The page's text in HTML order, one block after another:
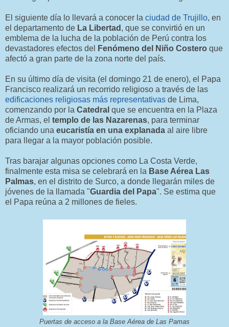
El siguiente día lo llevará a conocer la ciudad de Trujillo, en
el departamento de La Libertad , que se convirtió en un
emblema de la lucha de la población de Perú contra los
devastadores efectos del
Fenómeno del Niño Costero que
afectó a gran parte de la zona norte del país.
En su último día de visita (el domingo 21 de enero), el Papa
Francisco realizará un recorrido religioso a través de las
edificaciones religiosas más representativas de Lima,
comenzando por la Catedral que se encuentra en la Plaza
de Armas, el templo de las Nazarenas, para terminar
oficiando una eucaristía en una explanada al aire libre
para llegar a la mayor población posible.
Tras barajar algunas opciones como La Costa Verde,
finalmente esta misa se celebrará en la Base Aérea Las
Palmas, en el distrito de Surco, a donde llegarán miles de
jóvenes de la llamada "Guardia del Papa". Se estima que
el Papa reúna a 2 millones de fieles.
Puertas de acceso a la Base Aérea de Las Pamas